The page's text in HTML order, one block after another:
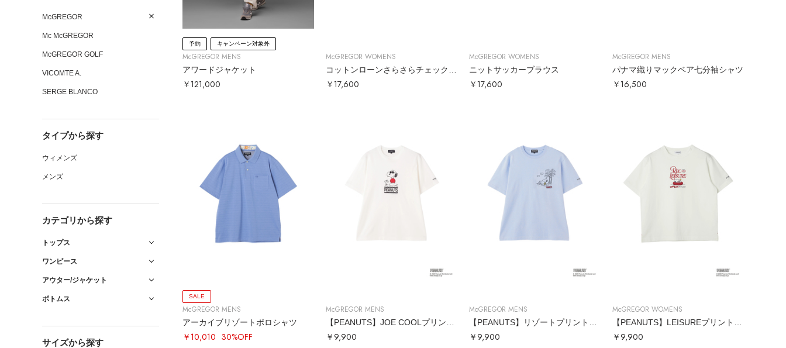
McGREGOR
Mc McGREGOR
McGREGOR GOLF
VICOMTE A.
SERGE BLANCO
タイプから探す
ウィメンズ
メンズ
カテゴリから探す
トップス
ワンピース
アウター/ジャケット
ボトムス
サイズから探す
予約 キャンペーン対象外
McGREGOR MENS
アワードジャケット
￥121,000
McGREGOR WOMENS
￥17,600
McGREGOR WOMENS
ニットサッカーブラウス
￥17,600
McGREGOR MENS
パナマ織りマックベア七分袖シャツ
￥16,500
SALE
McGREGOR MENS
アーカイブリゾートポロシャツ
￥10,010 30%OFF
McGREGOR MENS
￥9,900
McGREGOR MENS
￥9,900
McGREGOR WOMENS
￥9,900